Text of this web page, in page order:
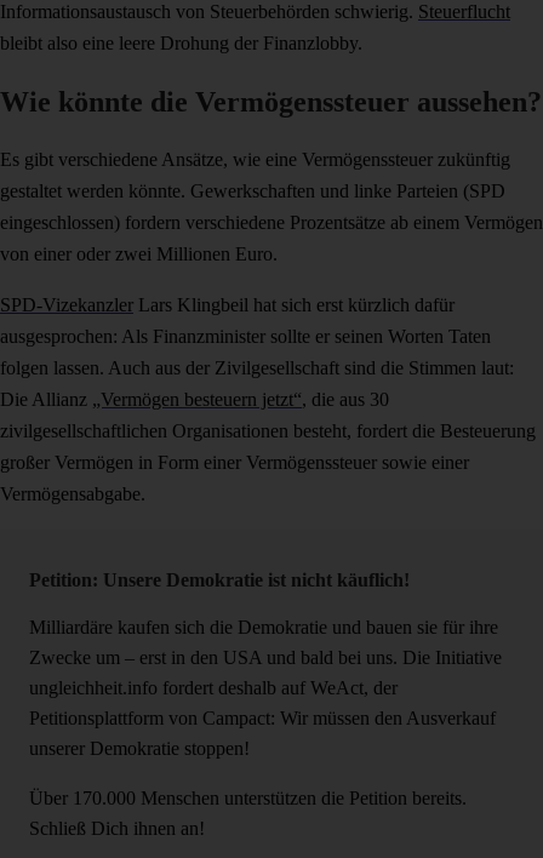
Informationsaustausch von Steuerbehörden schwierig. Steuerflucht
bleibt also eine leere Drohung der Finanzlobby.
Wie könnte die Vermögenssteuer aussehen?
Es gibt verschiedene Ansätze, wie eine Vermögenssteuer zukünftig
gestaltet werden könnte. Gewerkschaften und linke Parteien (SPD
eingeschlossen) fordern verschiedene Prozentsätze ab einem Vermögen
von einer oder zwei Millionen Euro.
SPD-Vizekanzler Lars Klingbeil hat sich erst kürzlich dafür
ausgesprochen: Als Finanzminister sollte er seinen Worten Taten
folgen lassen. Auch aus der Zivilgesellschaft sind die Stimmen laut:
Die Allianz „Vermögen besteuern jetzt“, die aus 30
zivilgesellschaftlichen Organisationen besteht, fordert die Besteuerung
großer Vermögen in Form einer Vermögenssteuer sowie einer
Vermögensabgabe.
Petition: Unsere Demokratie ist nicht käuflich!
Milliardäre kaufen sich die Demokratie und bauen sie für ihre
Zwecke um – erst in den USA und bald bei uns. Die Initiative
ungleichheit.info fordert deshalb auf WeAct, der
Petitionsplattform von Campact: Wir müssen den Ausverkauf
unserer Demokratie stoppen!
Über 170.000 Menschen unterstützen die Petition bereits.
Schließ Dich ihnen an!